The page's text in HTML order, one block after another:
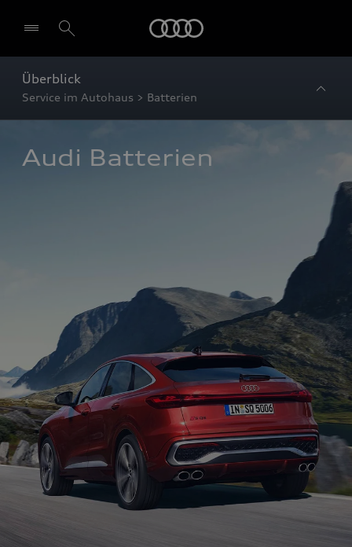
Überblick
Service im Autohaus > Batterien
Audi Batterien